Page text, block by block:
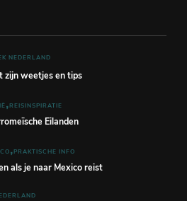
NEDERLAND
zijn weetjes en tips
REISINSPIRATIE
Eilanden
PRAKTISCHE INFO
als je naar Mexico reist